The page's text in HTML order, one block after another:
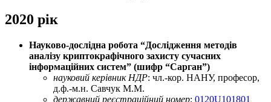
2020 рік
Науково-дослiдна робота “Дослiдження методiв
аналiзу криптокрафiчного захисту сучасних
iнформацiйних систем” (шифр “Сарган”)
науковий керівник НДР: чл.-кор. НАНУ, професор,
д.ф.-м.н. Савчук М.М.
державний реєстраційний номер: 0120U101801